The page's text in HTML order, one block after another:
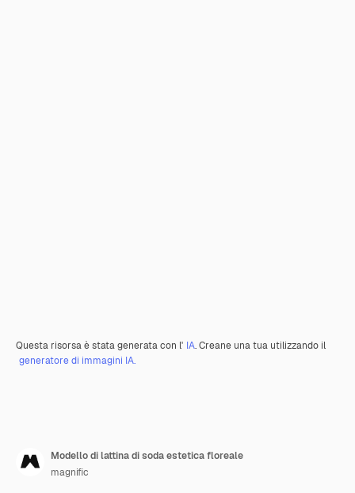
Questa risorsa è stata generata con l' IA. Creane una tua utilizzando il
generatore di immagini IA.
Modello di lattina di soda estetica floreale
magnific